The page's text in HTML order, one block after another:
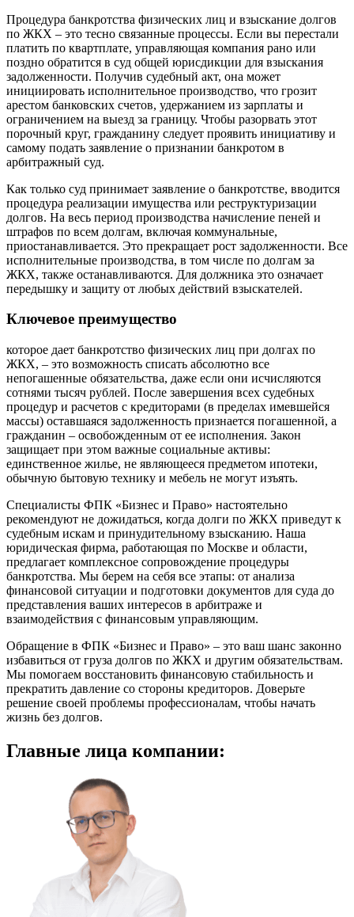
Процедура банкротства физических лиц и взыскание долгов
по ЖКХ – это тесно связанные процессы. Если вы перестали
платить по квартплате, управляющая компания рано или
поздно обратится в суд общей юрисдикции для взыскания
задолженности. Получив судебный акт, она может
инициировать исполнительное производство, что грозит
арестом банковских счетов, удержанием из зарплаты и
ограничением на выезд за границу. Чтобы разорвать этот
порочный круг, гражданину следует проявить инициативу и
самому подать заявление о признании банкротом в
арбитражный суд.
Как только суд принимает заявление о банкротстве, вводится
процедура реализации имущества или реструктуризации
долгов. На весь период производства начисление пеней и
штрафов по всем долгам, включая коммунальные,
приостанавливается. Это прекращает рост задолженности. Все
исполнительные производства, в том числе по долгам за
ЖКХ, также останавливаются. Для должника это означает
передышку и защиту от любых действий взыскателей.
Ключевое преимущество
которое дает банкротство физических лиц при долгах по
ЖКХ, – это возможность списать абсолютно все
непогашенные обязательства, даже если они исчисляются
сотнями тысяч рублей. После завершения всех судебных
процедур и расчетов с кредиторами (в пределах имевшейся
массы) оставшаяся задолженность признается погашенной, а
гражданин – освобожденным от ее исполнения. Закон
защищает при этом важные социальные активы:
единственное жилье, не являющееся предметом ипотеки,
обычную бытовую технику и мебель не могут изъять.
Специалисты ФПК «Бизнес и Право» настоятельно
рекомендуют не дожидаться, когда долги по ЖКХ приведут к
судебным искам и принудительному взысканию. Наша
юридическая фирма, работающая по Москве и области,
предлагает комплексное сопровождение процедуры
банкротства. Мы берем на себя все этапы: от анализа
финансовой ситуации и подготовки документов для суда до
представления ваших интересов в арбитраже и
взаимодействия с финансовым управляющим.
Обращение в ФПК «Бизнес и Право» – это ваш шанс законно
избавиться от груза долгов по ЖКХ и другим обязательствам.
Мы помогаем восстановить финансовую стабильность и
прекратить давление со стороны кредиторов. Доверьте
решение своей проблемы профессионалам, чтобы начать
жизнь без долгов.
Главные лица компании: